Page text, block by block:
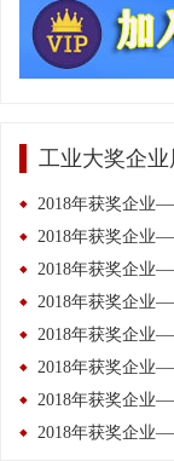
工业大奖企业
2018年获奖企业
2018年获奖企业
2018年获奖企业
2018年获奖企业
2018年获奖企业
2018年获奖企业
2018年获奖企业
2018年获奖企业